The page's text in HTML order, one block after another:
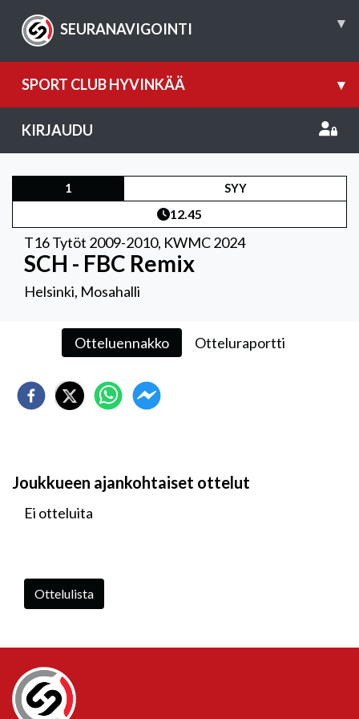
SEURANAVIGOINTI ▾
SPORT CLUB HYVINKÄÄ ▾
KIRJAUDU
1 SYY
12.45
T16 Tytöt 2009-2010, KWMC 2024
SCH - FBC Remix
Helsinki, Mosahalli
Otteluennakko Otteluraportti
Joukkueen ajankohtaiset ottelut
Ei otteluita
Ottelulista